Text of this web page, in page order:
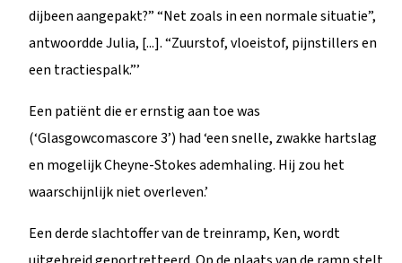
dijbeen aangepakt?” “Net zoals in een normale situatie”,
antwoordde Julia, [...]. “Zuurstof, vloeistof, pijnstillers en
een tractiespalk.”’
Een patiënt die er ernstig aan toe was
(‘Glasgowcomascore 3’) had ‘een snelle, zwakke hartslag
en mogelijk Cheyne-Stokes ademhaling. Hij zou het
waarschijnlijk niet overleven.’
Een derde slachtoffer van de treinramp, Ken, wordt